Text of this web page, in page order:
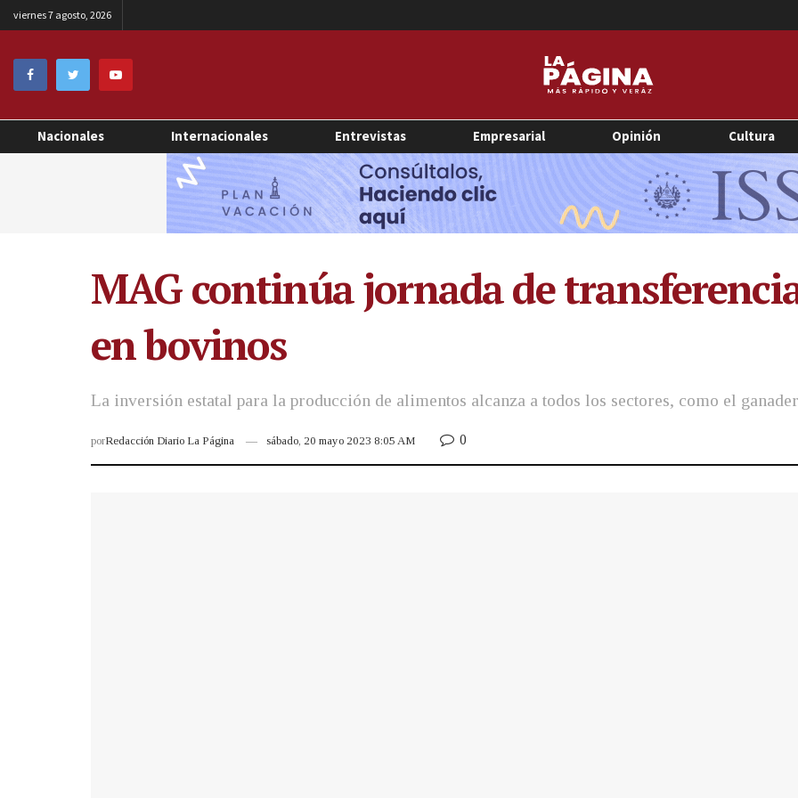
viernes 7 agosto, 2026
Nacionales Internacionales Entrevistas Empresarial Opinión Cultura
MAG continúa jornada de
en bovinos
La inversión estatal para la producción de alimentos alcanza a todos los sectores, como el
porRedacción Diario La Página sábado, 20 mayo 2023 8:05 AM 0